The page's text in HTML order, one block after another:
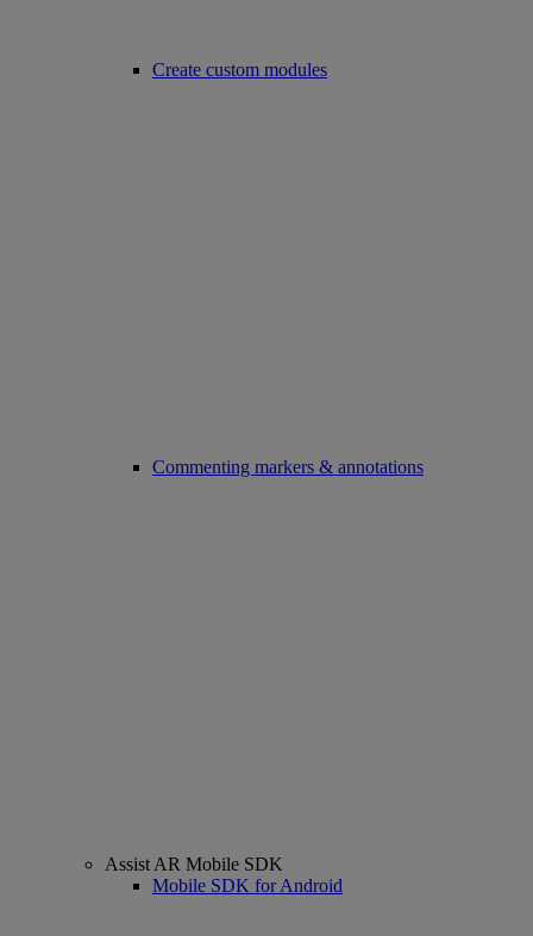
Create custom modules
Commenting markers & annotations
Assist AR Mobile SDK
Mobile SDK for Android